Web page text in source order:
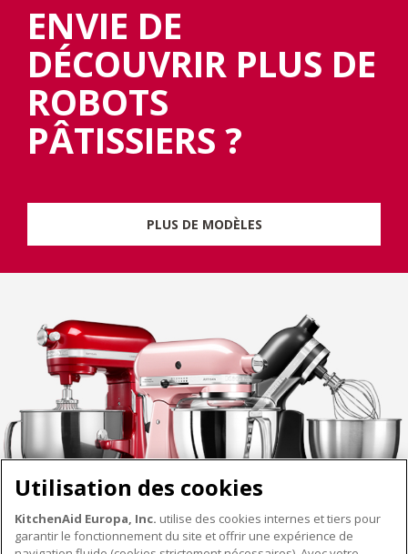
ENVIE DE
DÉCOUVRIR PLUS DE
ROBOTS
PÂTISSIERS ?
PLUS DE MODÈLES
Utilisation des cookies
KitchenAid Europa, Inc. utilise des cookies internes et tiers pour
garantir le fonctionnement du site et offrir une expérience de